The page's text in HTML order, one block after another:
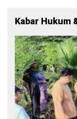
Kabar Hukum